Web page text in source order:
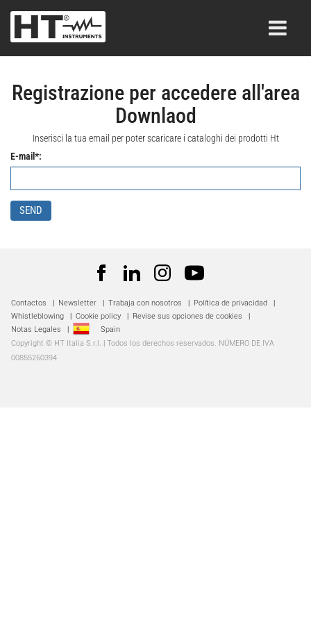
Registrazione per accedere all'area
Downlaod
Inserisci la tua email per poter scaricare i cataloghi dei prodotti Ht
E-mail*:
SEND
Contactos | Newsletter | Trabaja con nosotros | Política de privacidad
|
Whistleblowing
| Cookie policy | Revise sus opciones de cookies
|
Notas Legales
|
Spain
Copyright © HT Italia S.r.l. | Todos los derechos reservados. NÚMERO DE IVA
00855260394